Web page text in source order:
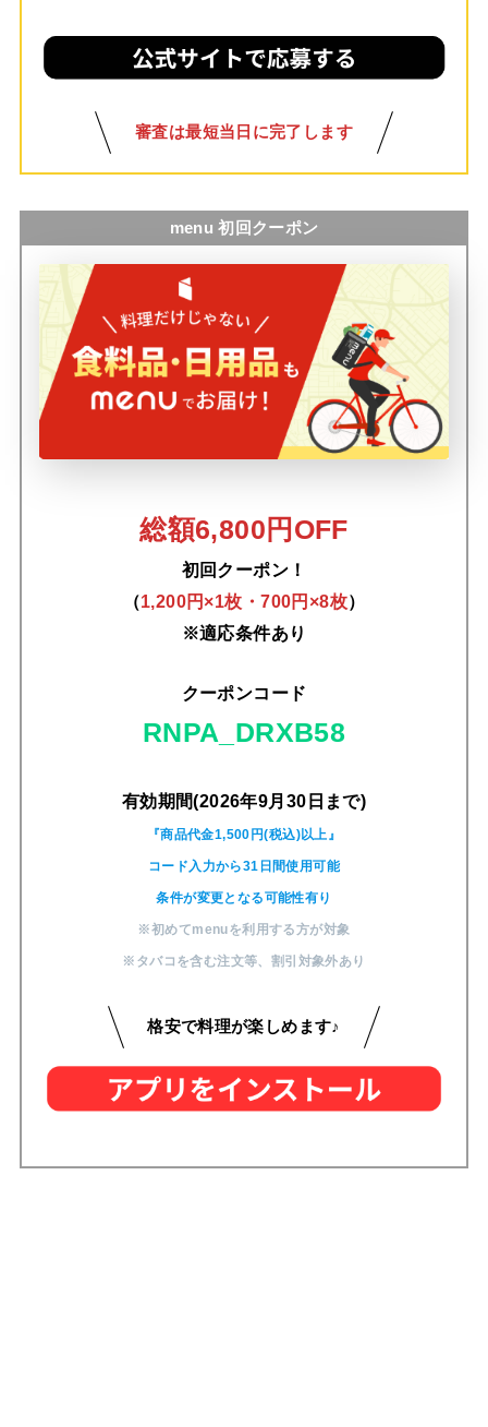
審査は最短当日に完了します
menu 初回クーポン
総額6,800円OFF
初回クーポン！
（1,200円×1枚・700円×8枚）
※適応条件あり
クーポンコード
RNPA_DRXB58
有効期間(2026年9月30日まで)
『商品代金1,500円(税込)以上』
コード入力から31日間使用可能
条件が変更となる可能性有り
※初めてmenuを利用する方が対象
※タバコを含む注文等、 割引対象外あり
格安で料理が楽しめます♪